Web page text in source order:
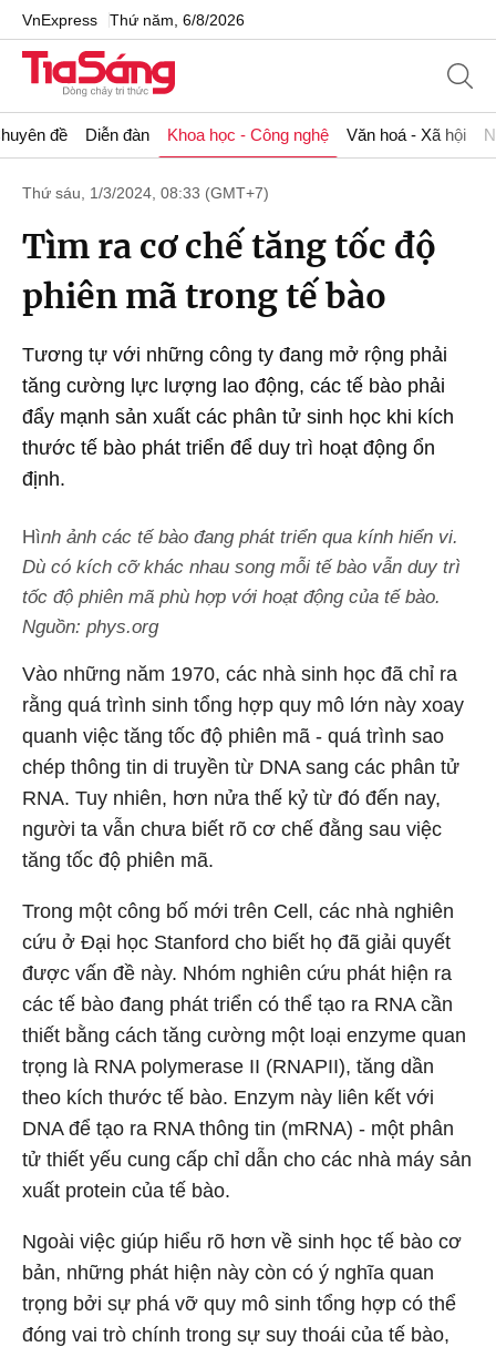
VnExpress Thứ năm, 6/8/2026
đề Diễn đàn Khoa học - Công nghệ Văn hoá - Xã hội
Thứ sáu, 1/3/2024, 08:33 (GMT+7)
Tìm ra cơ chế tăng tốc độ
phiên mã trong tế bào
Tương tự với những công ty đang mở rộng phải
tăng cường lực lượng lao động, các tế bào phải
đẩy mạnh sản xuất các phân tử sinh học khi kích
thước tế bào phát triển để duy trì hoạt động ổn
định.
Hình ảnh các tế bào đang phát triển qua kính hiển vi.
Dù có kích cỡ khác nhau song mỗi tế bào vẫn duy trì
tốc độ phiên mã phù hợp với hoạt động của tế bào.
Nguồn: phys.org
Vào những năm 1970, các nhà sinh học đã chỉ ra
rằng quá trình sinh tổng hợp quy mô lớn này xoay
quanh việc tăng tốc độ phiên mã - quá trình sao
chép thông tin di truyền từ DNA sang các phân tử
RNA. Tuy nhiên, hơn nửa thế kỷ từ đó đến nay,
người ta vẫn chưa biết rõ cơ chế đằng sau việc
tăng tốc độ phiên mã.
Trong một công bố mới trên Cell, các nhà nghiên
cứu ở Đại học Stanford cho biết họ đã giải quyết
được vấn đề này. Nhóm nghiên cứu phát hiện ra
các tế bào đang phát triển có thể tạo ra RNA cần
thiết bằng cách tăng cường một loại enzyme quan
trọng là RNA polymerase II (RNAPII), tăng dần
theo kích thước tế bào. Enzym này liên kết với
DNA để tạo ra RNA thông tin (mRNA) - một phân
tử thiết yếu cung cấp chỉ dẫn cho các nhà máy sản
xuất protein của tế bào.
Ngoài việc giúp hiểu rõ hơn về sinh học tế bào cơ
bản, những phát hiện này còn có ý nghĩa quan
trọng bởi sự phá vỡ quy mô sinh tổng hợp có thể
đóng vai trò chính trong sự suy thoái của tế bào,